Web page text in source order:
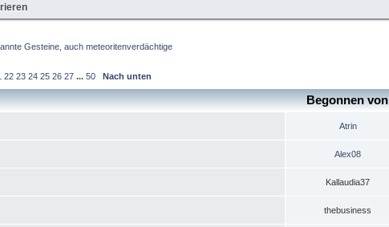
Gesteine, auch meteoritenverdächtige
22 23 24 25 26 27 ...50 Nach unten
Begonnen von
Atrin
Alex08
Kallaudia37
thebusiness